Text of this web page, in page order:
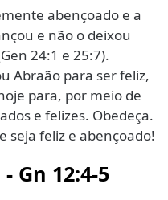
abençoado e a
e não o deixou
24:1 e 25:7).
Abraão para ser feliz,
para, por meio de
e felizes. Obedeça.
seja feliz e abençoado!
- Gn 12:4-5